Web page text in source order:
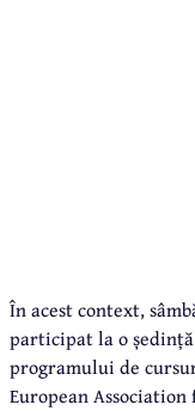
În acest context,
participat la o
programului de
European Association